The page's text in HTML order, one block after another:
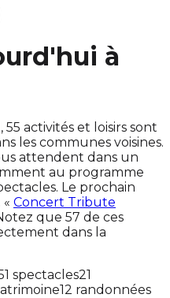
à
activités et loisirs sont
les communes voisines.
attendent dans un
au programme
Le prochain
Concert Tribute
que 57 de ces
dans la
spectacles21
12 randonnées